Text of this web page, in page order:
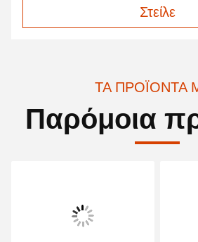
Στείλε
ΤΑ ΠΡΟΪΌΝΤΑ
Παρόμοια